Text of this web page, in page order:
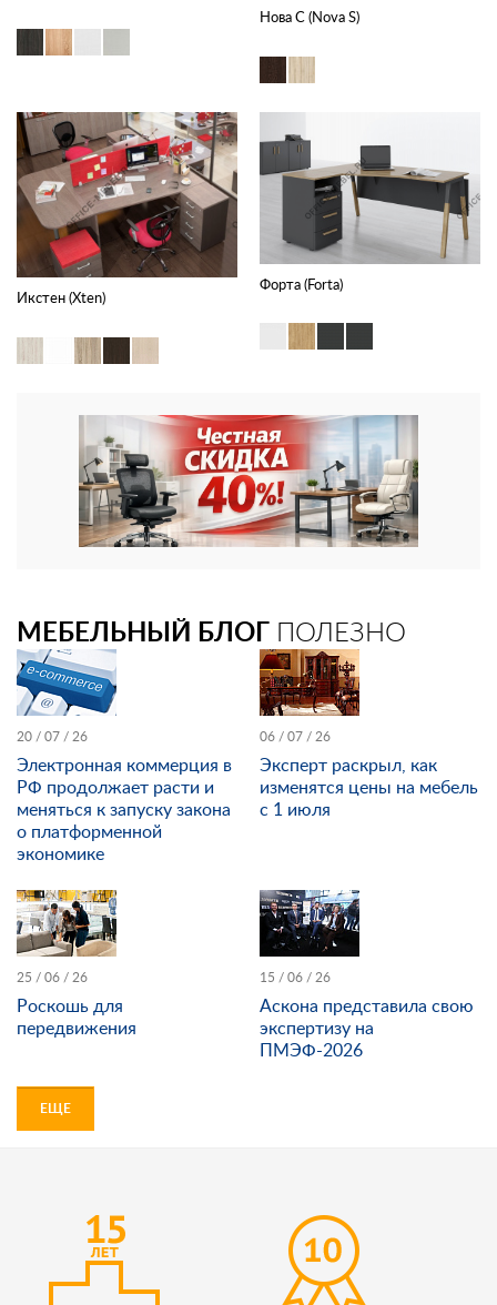
Нова С (Nova S)
Икстен (Xten)
Форта (Forta)
МЕБЕЛЬНЫЙ БЛОГ ПОЛЕЗНО
20 / 07 / 26
Электронная коммерция в
РФ продолжает расти и
меняться к запуску закона
о платформенной
экономике
06 / 07 / 26
Эксперт раскрыл, как
изменятся цены на мебель
с 1 июля
25 / 06 / 26
Роскошь для
передвижения
15 / 06 / 26
Аскона представила свою
экспертизу на
ПМЭФ-2026
ЕЩЕ